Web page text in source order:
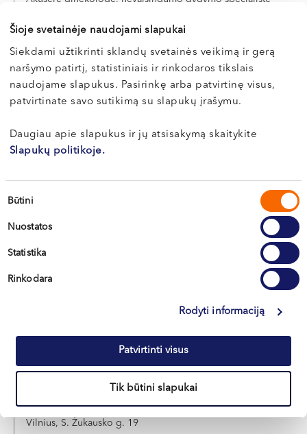
Šioje svetainėje naudojami slapukai
Siekdami užtikrinti sklandų svetainės veikimą ir gerą
naršymo patirtį, statistiniais ir rinkodaros tikslais
naudojame slapukus. Pasirinkę arba patvirtinę visus,
patvirtinate savo sutikimą su slapukų įrašymu.
Daugiau apie slapukus ir jų atsisakymą skaitykite
Slapukų politikoje.
Sutikimo
Būtini
Nuostatos
Statistika
Rinkodara
Rodyti informaciją
Patvirtinti visus
Tik būtini slapukai
E-REGISTRACIJA
Dr. Vaida
Apie gydytoją
Dr. Brigita
VAIGAUSKAITĖ-MAŽEIKIENĖ
Akušerė-ginekologė, nevaisingumo gydymo specialistė
Vilnius, S. Žukausko g. 19